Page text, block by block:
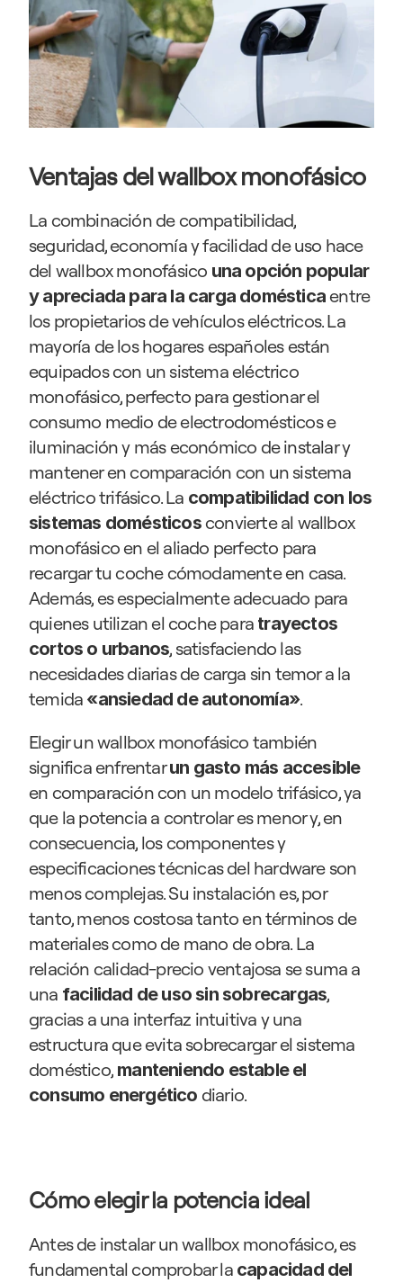
Ventajas del wallbox monofásico
La combinación de compatibilidad,
seguridad, economía y facilidad de uso hace
del wallbox monofásico una opción popular
y apreciada para la carga doméstica entre
los propietarios de vehículos eléctricos. La
mayoría de los hogares españoles están
equipados con un sistema eléctrico
monofásico, perfecto para gestionar el
consumo medio de electrodomésticos e
iluminación y más económico de instalar y
mantener en comparación con un sistema
eléctrico trifásico. La compatibilidad con los
sistemas domésticos convierte al wallbox
monofásico en el aliado perfecto para
recargar tu coche cómodamente en casa.
Además, es especialmente adecuado para
quienes utilizan el coche para trayectos
cortos o urbanos, satisfaciendo las
necesidades diarias de carga sin temor a la
temida «ansiedad de autonomía».
Elegir un wallbox monofásico también
significa enfrentar un gasto más accesible
en comparación con un modelo trifásico, ya
que la potencia a controlar es menor y, en
consecuencia, los componentes y
especificaciones técnicas del hardware son
menos complejas. Su instalación es, por
tanto, menos costosa tanto en términos de
materiales como de mano de obra. La
relación calidad-precio ventajosa se suma a
una facilidad de uso sin sobrecargas,
gracias a una interfaz intuitiva y una
estructura que evita sobrecargar el sistema
doméstico, manteniendo estable el
consumo energético diario.
Cómo elegir la potencia ideal
Antes de instalar un wallbox monofásico, es
fundamental comprobar la capacidad del